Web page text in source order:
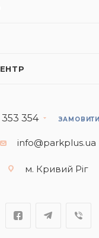
354
info@parkplus.ua
м. Кривий Ріг